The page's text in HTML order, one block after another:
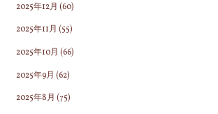
2025年12月 (60)
2025年11月 (55)
2025年10月 (66)
2025年9月 (62)
2025年8月 (75)